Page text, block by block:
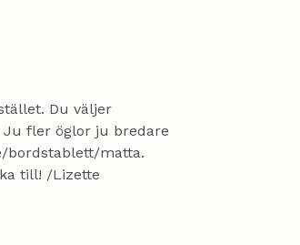
Du väljer
fler öglor ju bredare
bordstablett/matta.
till! /Lizette